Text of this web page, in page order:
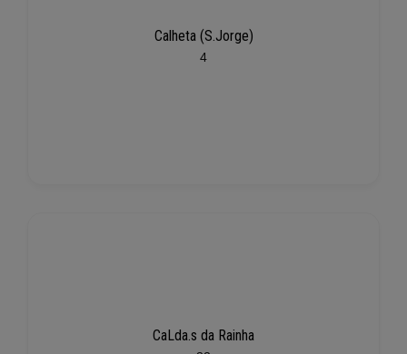
Calheta (S.Jorge)
4
CaLda.s da Rainha